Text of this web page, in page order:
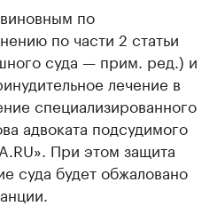
по
по части 2 статьи
суда — прим. ред.) и
лечение в
специализированного
адвоката подсудимого
При этом защита
суда будет обжаловано